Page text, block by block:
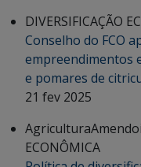
DIVERSIFICAÇÃO
Conselho do FCO
empreendimentos
e pomares de
21 fev 2025
Agricultura
ECONÔMICA